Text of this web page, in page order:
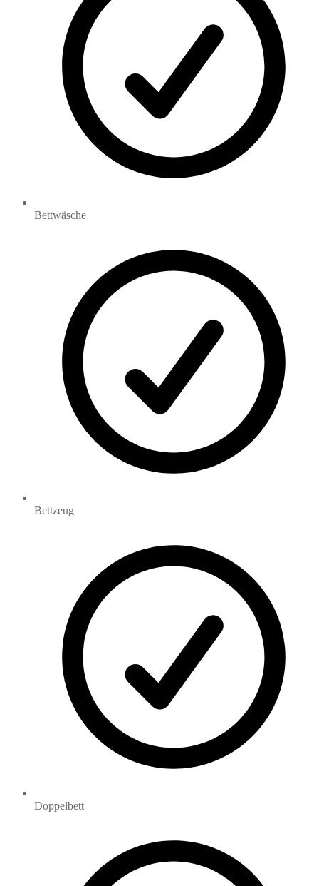
Bettwäsche
Bettzeug
Doppelbett